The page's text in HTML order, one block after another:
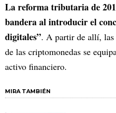
La reforma tributaria de
bandera al introducir el
digitales”. A partir de allí, las
de las criptomonedas se
activo financiero.
MIRA TAMBIÉN